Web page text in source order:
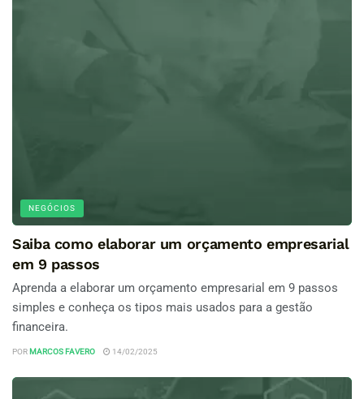
NEGÓCIOS
Saiba como elaborar um orçamento empresarial
em 9 passos
Aprenda a elaborar um orçamento empresarial em 9 passos
simples e conheça os tipos mais usados para a gestão
financeira.
POR MARCOS FAVERO 14/02/2025